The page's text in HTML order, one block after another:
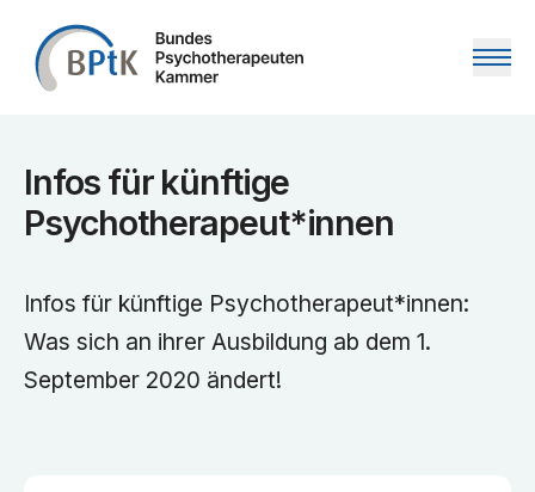
Zum Inhalt springen
Infos für künftige
Psychotherapeut*innen
Infos für künftige Psychotherapeut*innen:
Was sich an ihrer Ausbildung ab dem 1.
September 2020 ändert!